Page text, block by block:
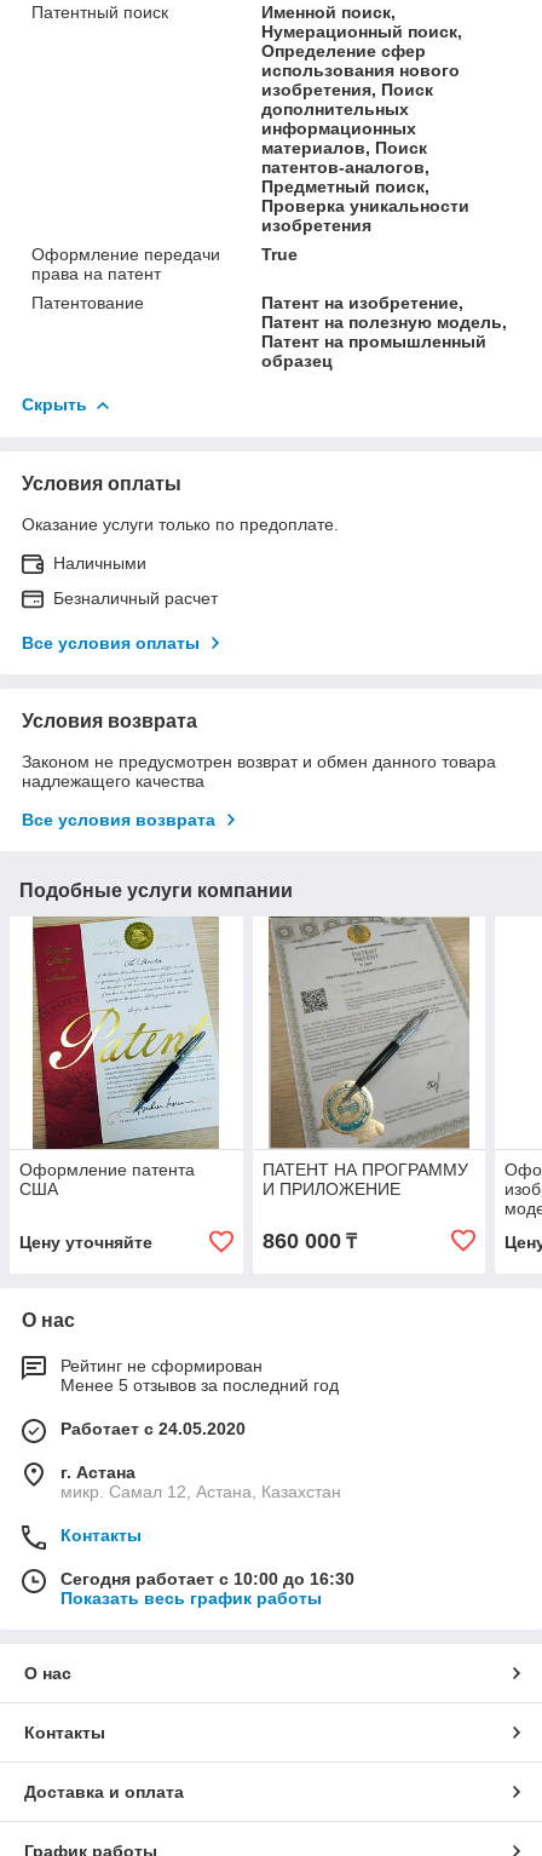
Патентный поиск
Именной поиск,
Нумерационный поиск,
Определение сфер
использования нового
изобретения, Поиск
дополнительных
информационных
материалов, Поиск
патентов-аналогов,
Предметный поиск,
Проверка уникальности
изобретения
Оформление передачи
права на патент
True
Патентование
Патент на изобретение,
Патент на полезную модель,
Патент на промышленный
образец
Скрыть
Условия оплаты
Оказание услуги только по предоплате.
Наличными
Безналичный расчет
Все условия оплаты
Условия возврата
Законом не предусмотрен возврат и обмен данного товара
надлежащего качества
Все условия возврата
Подобные услуги компании
Оформление патента
США
Цену уточняйте
ПАТЕНТ НА ПРОГРАММУ
И ПРИЛОЖЕНИЕ
860 000₸
О нас
Рейтинг не сформирован
Менее 5 отзывов за последний год
Работает с 24.05.2020
г. Астана
микр. Самал 12, Астана, Казахстан
Контакты
Сегодня работает с 10:00 до 16:30
Показать весь график работы
О нас
Контакты
Доставка и оплата
График работы